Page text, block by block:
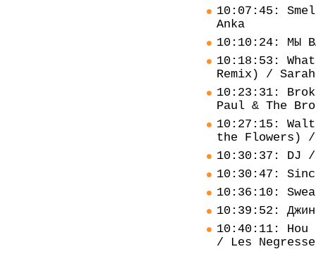
10:07:45:
Anka
10:10:24: МЫ
10:18:53:
Remix) / Sarah
10:23:31:
Paul & The
10:27:15:
the Flowers) /
10:30:37: DJ /
10:30:47:
10:36:10:
10:39:52:
10:40:11: Hou
/ Les